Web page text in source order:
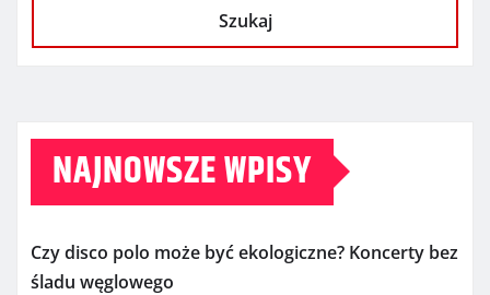
Szukaj
NAJNOWSZE WPISY
Czy disco polo może być ekologiczne? Koncerty bez
śladu węglowego